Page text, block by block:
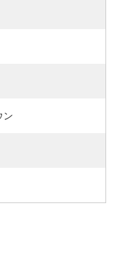
ン